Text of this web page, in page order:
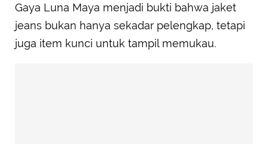
Gaya Luna Maya menjadi bukti bahwa jaket
jeans bukan hanya sekadar pelengkap, tetapi
juga item kunci untuk tampil memukau.